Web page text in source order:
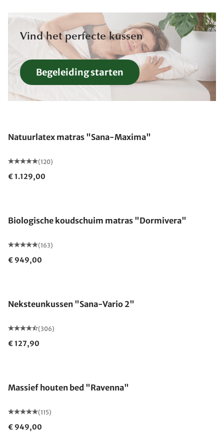
Vind het perfecte kussen
Begeleiding starten
Natuurlatex matras "Sana-Maxima"
(120)
€ 1.129,00
Biologische koudschuim matras "Dormivera"
(163)
€ 949,00
Neksteunkussen "Sana-Vario 2"
(306)
€ 127,90
Massief houten bed "Ravenna"
(115)
€ 949,00